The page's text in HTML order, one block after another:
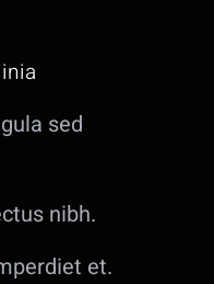
sed
nibh.
et.